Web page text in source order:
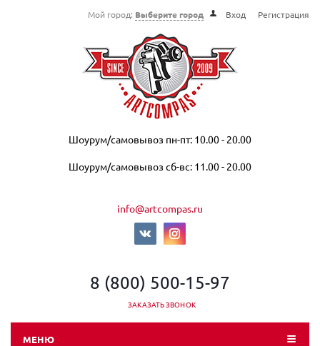
Мой город: Выберите город Вход Регистрация
Шоурум/самовывоз пн-пт: 10.00 - 20.00
Шоурум/самовывоз сб-вс: 11.00 - 20.00
info@artcompas.ru
8 (800) 500-15-97
ЗАКАЗАТЬ ЗВОНОК
МЕНЮ